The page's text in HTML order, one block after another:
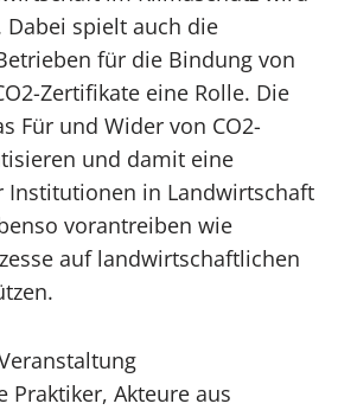
spielt auch die
für die Bindung von
Zertifikate eine Rolle. Die
Für und Wider von CO2-
und damit eine
Institutionen in Landwirtschaft
vorantreiben wie
auf landwirtschaftlichen
Praktiker, Akteure aus